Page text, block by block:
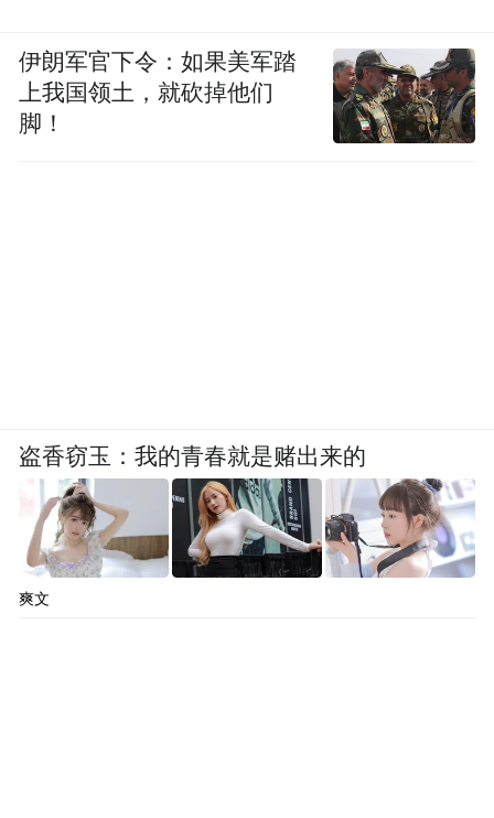
伊朗军官下令：如果美军踏
上我国领土，就砍掉他们
脚！
盗香窃玉：我的青春就是赌出来的
爽文